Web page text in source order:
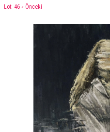
Lot: 46 « Önceki